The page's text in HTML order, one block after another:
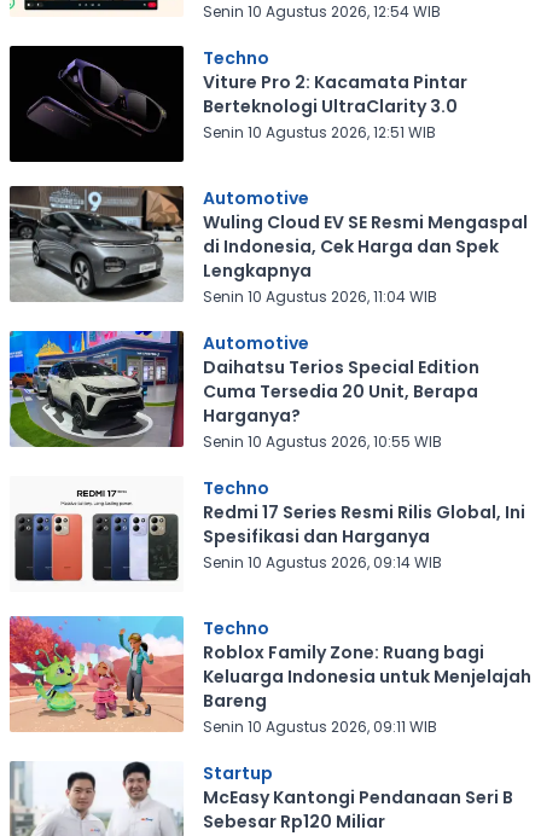
Senin 10 Agustus 2026, 12:54 WIB
Techno
Viture Pro 2: Kacamata Pintar
Berteknologi UltraClarity 3.0
Senin 10 Agustus 2026, 12:51 WIB
Automotive
Wuling Cloud EV SE Resmi Mengaspal
di Indonesia, Cek Harga dan Spek
Lengkapnya
Senin 10 Agustus 2026, 11:04 WIB
Automotive
Daihatsu Terios Special Edition
Cuma Tersedia 20 Unit, Berapa
Harganya?
Senin 10 Agustus 2026, 10:55 WIB
Techno
Redmi 17 Series Resmi Rilis Global, Ini
Spesifikasi dan Harganya
Senin 10 Agustus 2026, 09:14 WIB
Techno
Roblox Family Zone: Ruang bagi
Keluarga Indonesia untuk Menjelajah
Bareng
Senin 10 Agustus 2026, 09:11 WIB
Startup
McEasy Kantongi Pendanaan Seri B
Sebesar Rp120 Miliar